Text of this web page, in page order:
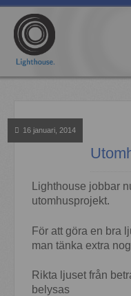
16 januari, 2014
Lighthouse jobbar
utomhusprojekt.
För att göra en bra
man tänka extra
Rikta ljuset från
belysas